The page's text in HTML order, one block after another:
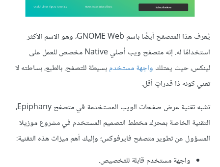
يُعرف هذا المتصفح أيضًا باسم GNOME Web، وهو الاسم الأكثر
استخدامًا له. إنه متصفح ويب أصلي Native مخصص للعمل على
لينكس، حيث يمتلك واجهة مستخدمبسيطة للتصفح. بالطبع، بساطته لا
تعني كونه ذا قدراتٍ أقل.
تشبه تقنية عرض صفحات الويب المستخدمة في متصفح Epiphany،
التقنية الخاصة بمحرك مخطط التصميم المستخدم في مشروع موزيلا
المسؤول عن تطوير متصفح فايرفوكس؛ وإليك أهم ميزات هذه التقنية:
واجهة مستخدم قابلة للتخصيص.